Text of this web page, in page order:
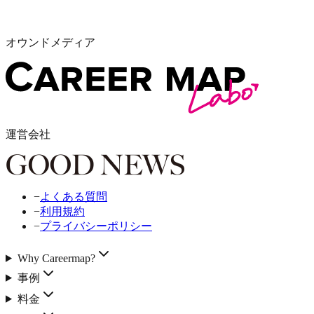
オウンドメディア
運営会社
−よくある質問
−利用規約
−プライバシーポリシー
Why Careermap?
事例
料金